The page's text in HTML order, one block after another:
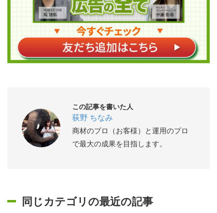
この記事を書いた人
荻野 ちなみ
商材のプロ（お客様）と運用のプロ
で最大の成果を目指します。
同じカテゴリの最近の記事